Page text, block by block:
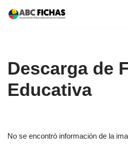
Descarga de
Educativa
No se encontró información de la